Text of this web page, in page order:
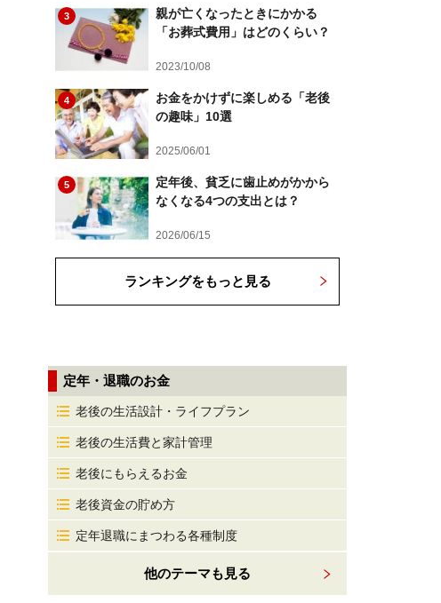
3
親が亡くなったときにかかる
「お葬式費用」はどのくらい？
2023/10/08
4
お金をかけずに楽しめる「老後
の趣味」10選
2025/06/01
5
定年後、貧乏に歯止めがかから
なくなる4つの支出とは？
2026/06/15
ランキングをもっと見る
定年・退職のお金
老後の生活設計・ライフプラン
老後の生活費と家計管理
老後にもらえるお金
老後資金の貯め方
定年退職にまつわる各種制度
他のテーマも見る